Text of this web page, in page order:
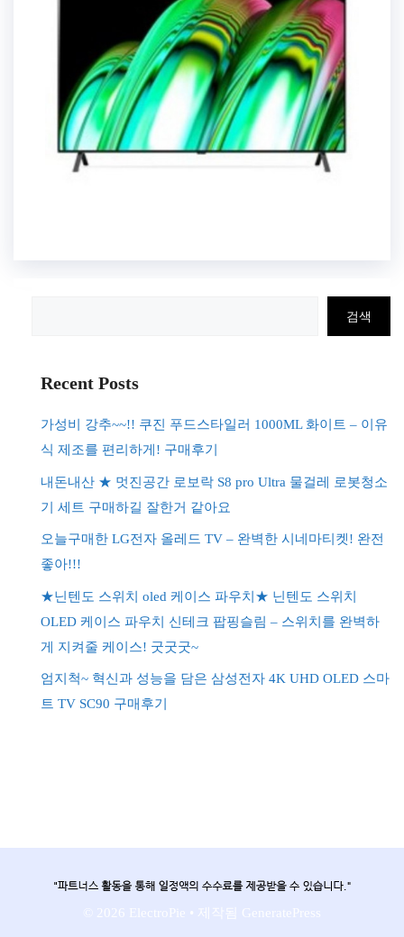
검색
Recent Posts
가성비 강추~~!! 쿠진 푸드스타일러 1000ML 화이트 – 이유
식 제조를 편리하게! 구매후기
내돈내산 ★ 멋진공간 로보락 S8 pro Ultra 물걸레 로봇청소
기 세트 구매하길 잘한거 같아요
오늘구매한 LG전자 올레드 TV – 완벽한 시네마티켓! 완전
좋아!!!
★닌텐도 스위치 oled 케이스 파우치★ 닌텐도 스위치
OLED 케이스 파우치 신테크 팝핑슬림 – 스위치를 완벽하
게 지켜줄 케이스! 굿굿굿~
엄지척~ 혁신과 성능을 담은 삼성전자 4K UHD OLED 스마
트 TV SC90 구매후기
© 2026 ElectroPie • 제작됨 GeneratePress